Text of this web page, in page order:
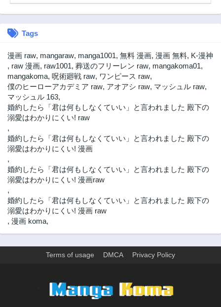
Tags
漫画 raw, mangaraw, manga1001, 無料 漫画, 漫画 無料, K-漫神
, raw 漫画, raw1001, 葬送のフリーレン raw, mangakoma01,
mangakoma, 呪術廻戦 raw, ワンピース raw,
僕のヒーローアカデミア raw, アオアシ raw, マッシュル raw,
マッシュル 163,
婚約したら「君は何もしなくていい」と言われました 殿下の
溺愛はわかりにくい! raw
,
婚約したら「君は何もしなくていい」と言われました 殿下の
溺愛はわかりにくい! 漫画
,
婚約したら「君は何もしなくていい」と言われました 殿下の
溺愛はわかりにくい! 漫画raw
,
婚約したら「君は何もしなくていい」と言われました 殿下の
溺愛はわかりにくい! 漫画 raw
, 漫画 koma,
Terms of usage DMCA Privacy Policy